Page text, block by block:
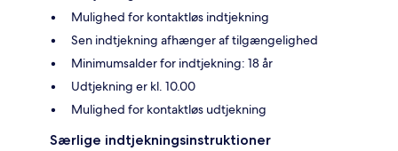
Mulighed for kontaktløs indtjekning
Sen indtjekning afhænger af tilgængelighed
Minimumsalder for indtjekning: 18 år
Udtjekning er kl. 10.00
Mulighed for kontaktløs udtjekning
Særlige indtjekningsinstruktioner